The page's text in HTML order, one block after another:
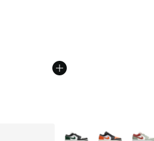
Plus de couleurs